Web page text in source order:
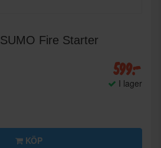
SUMO Fire Starter
599:-
I lager
KÖP